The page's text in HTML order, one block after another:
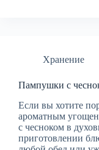
Хранение
Пампушки с
Если вы хотите
ароматным
с чесноком в
приготовлении